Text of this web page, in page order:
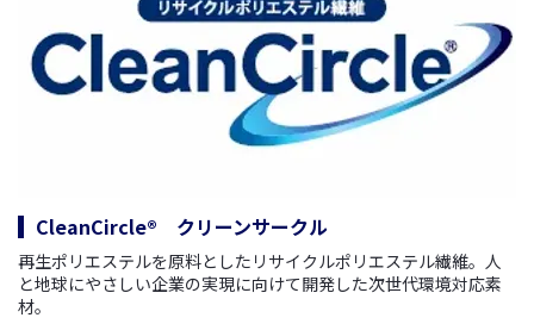
CleanCircle® クリーンサークル
再生ポリエステルを原料としたリサイクルポリエステル繊維。人
と地球にやさしい企業の実現に向けて開発した次世代環境対応素
材。